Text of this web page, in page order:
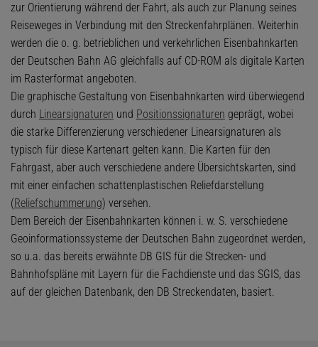
zur Orientierung während der Fahrt, als auch zur Planung seines
Reiseweges in Verbindung mit den Streckenfahrplänen. Weiterhin
werden die o. g. betrieblichen und verkehrlichen Eisenbahnkarten
der Deutschen Bahn AG gleichfalls auf CD-ROM als digitale Karten
im Rasterformat angeboten.
Die graphische Gestaltung von Eisenbahnkarten wird überwiegend
durch Linearsignaturen und Positionssignaturen geprägt, wobei
die starke Differenzierung verschiedener Linearsignaturen als
typisch für diese Kartenart gelten kann. Die Karten für den
Fahrgast, aber auch verschiedene andere Übersichtskarten, sind
mit einer einfachen schattenplastischen Reliefdarstellung
(Reliefschummerung) versehen.
Dem Bereich der Eisenbahnkarten können i. w. S. verschiedene
Geoinformationssysteme der Deutschen Bahn zugeordnet werden,
so u.a. das bereits erwähnte DB GIS für die Strecken- und
Bahnhofspläne mit Layern für die Fachdienste und das SGIS, das
auf der gleichen Datenbank, den DB Streckendaten, basiert.